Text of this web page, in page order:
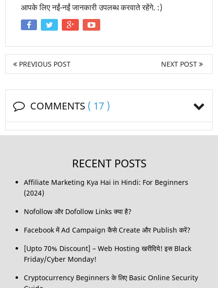
आपके लिए नईं-नईं जानकारी उपलब्ध करवाते रहेंगे. :)
PREVIOUS POST NEXT POST
COMMENTS ( 17 )
RECENT POSTS
Affiliate Marketing Kya Hai in Hindi: For Beginners
(2024)
Nofollow और Dofollow Links क्या है?
Facebook में Ad Campaign कैसे Create और Publish करें?
[Upto 70% Discount] – Web Hosting खरीदिये! इस Black
Friday/Cyber Monday!
Cryptocurrency Beginners के लिए Basic Online Security